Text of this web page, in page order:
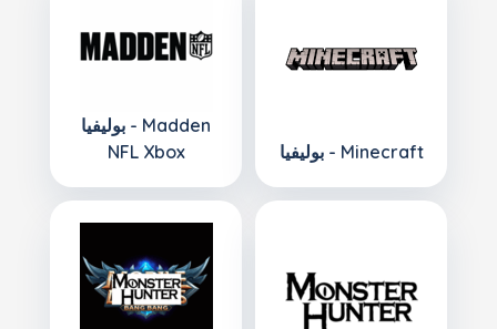
بوليفيا - Madden
NFL Xbox
بوليفيا - Minecraft